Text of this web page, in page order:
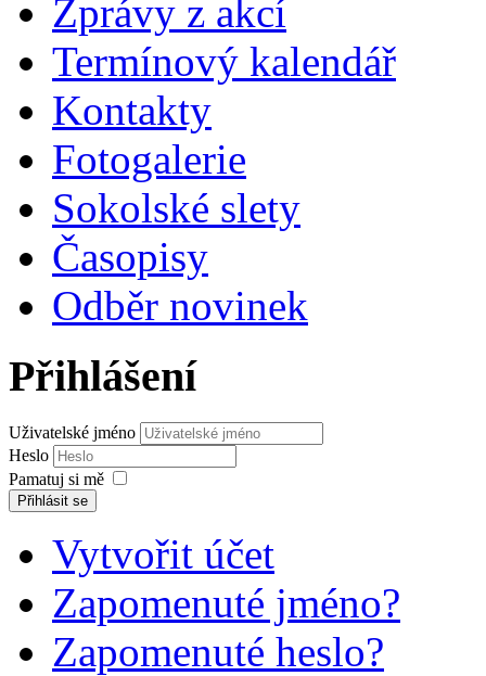
Zprávy z akcí
Termínový kalendář
Kontakty
Fotogalerie
Sokolské slety
Časopisy
Odběr novinek
Přihlášení
Uživatelské jméno
Heslo
Pamatuj si mě
Přihlásit se
Vytvořit účet
Zapomenuté jméno?
Zapomenuté heslo?